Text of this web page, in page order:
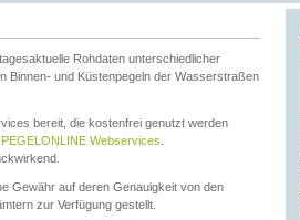
tagesaktuelle Rohdaten unterschiedlicher
Binnen- und Küstenpegeln der Wasserstraßen
bereit, die kostenfrei genutzt werden
PEGELONLINE Webservices
Gewähr auf deren Genauigkeit von den
zur Verfügung gestellt.